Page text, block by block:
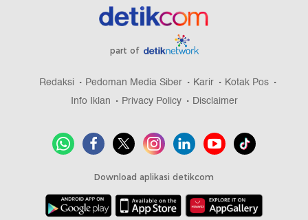
part of
Redaksi Pedoman Media Siber Karir
Kotak Pos
Info Iklan
Privacy Policy Disclaimer
Download aplikasi detikcom